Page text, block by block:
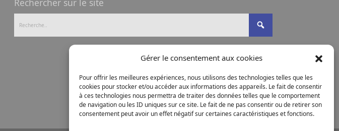
Gérer le consentement aux cookies
Pour offrir les meilleures expériences, nous utilisons des technologies telles que les
cookies pour stocker et/ou accéder aux informations des appareils. Le fait de consentir
à ces technologies nous permettra de traiter des données telles que le comportement
de navigation ou les ID uniques sur ce site. Le fait de ne pas consentir ou de retirer son
consentement peut avoir un effet négatif sur certaines caractéristiques et fonctions.
Rechercher sur le site